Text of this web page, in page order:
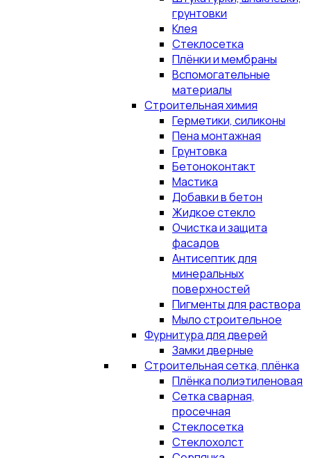
грунтовки
Клея
Стеклосетка
Плёнки и мембраны
Вспомогательные
материалы
Строительная химия
Герметики, силиконы
Пена монтажная
Грунтовка
Бетоноконтакт
Мастика
Добавки в бетон
Жидкое стекло
Очистка и защита
фасадов
Антисептик для
минеральных
поверхностей
Пигменты для раствора
Мыло строительное
Фурнитура для дверей
Замки дверные
Строительная сетка, плёнка
Плёнка полиэтиленовая
Сетка сварная,
просечная
Стеклосетка
Стеклохолст